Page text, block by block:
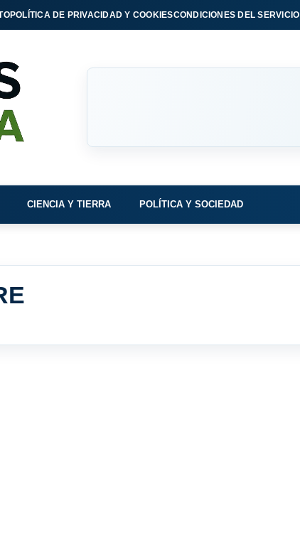
POLÍTICA DE PRIVACIDAD Y COOKIESCONDICIONES DEL SERVICIO
CIENCIA Y TIERRA POLÍTICA Y SOCIEDAD